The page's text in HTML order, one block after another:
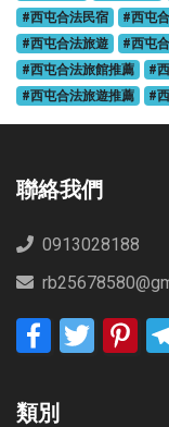
#西屯合法民宿
#西屯
#西屯合法旅遊
#西屯
#西屯合法旅館推薦
#
#西屯合法旅遊推薦
#
聯絡我們
0913028188
FacebookTwitter
類別